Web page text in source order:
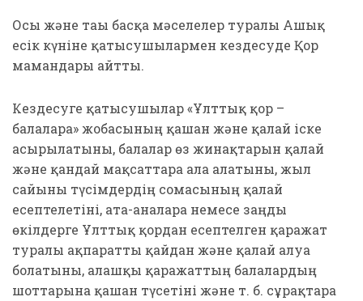
Осы және тағы басқа мәселелер туралы Ашық
есік күніне қатысушылармен кездесуде Қор
мамандары айтты.
Кездесуге қатысушылар «Ұлттық қор –
балаларға» жобасының қашан және қалай іске
асырылатыны, балалар өз жинақтарын қалай
және қандай мақсаттарға ала алатыны, жыл
сайынғы түсімдердің сомасының қалай
есептелетіні, ата-аналарға немесе заңды
өкілдерге Ұлттық қордан есептелген қаражат
туралы ақпаратты қайдан және қалай алуға
болатыны, алғашқы қаражаттың балалардың
шоттарына қашан түсетіні және т. б. сұрақтарға